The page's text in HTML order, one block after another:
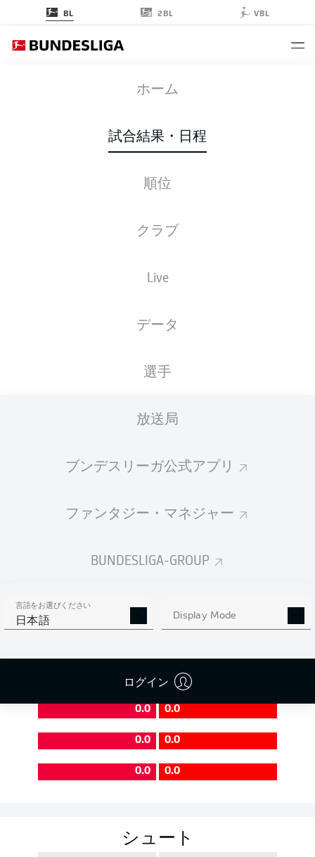
BL 2BL VBL
ホーム
試合結果・日程
順位
クラブ
Live
データ
選手
放送局
ブンデスリーガ公式アプリ
ファンタジー・マネジャー
BUNDESLIGA-GROUP
言語をお選びください
日本語 Display Mode
ログイン
FCB B04
スターティングメンバー
0
0 % 成功率 0 %
PASS EFFICIENCY
0.0 0.0
0.0 0.0
0.0 0.0
シュート